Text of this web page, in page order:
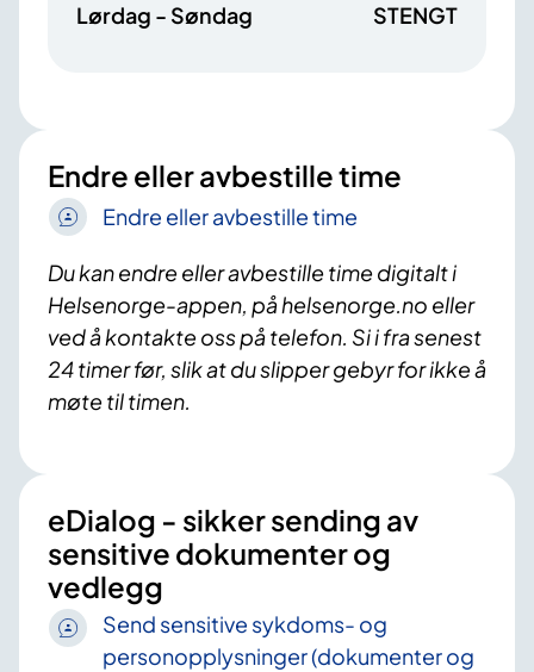
Lørdag - Søndag
STENGT
Endre eller avbestille time
Endre eller avbestille time
Du kan endre eller avbestille time digitalt i
Helsenorge-appen, på helsenorge.no eller
ved å kontakte oss på telefon. Si i fra senest
24 timer før, slik at du slipper gebyr for ikke å
møte til timen.
eDialog - sikker sending av
sensitive dokumenter og
vedlegg
Send sensitive sykdoms- og
personopplysninger (dokumenter og